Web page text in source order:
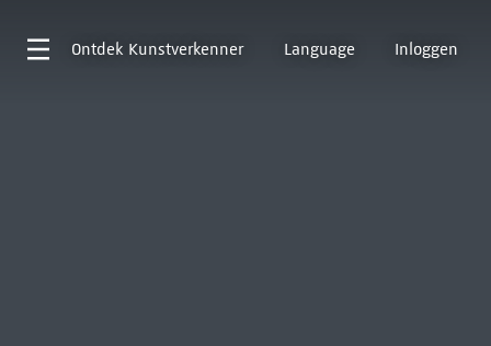
Ontdek Kunstverkenner Language Inloggen